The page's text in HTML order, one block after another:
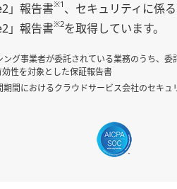
」報告書※1 、セキュリティに係
」報告書※2を取得しています。
グ事業者が委託されている業務のうち、委
性を対象とした保証報告書
間におけるクラウドサービス会社のセキュ